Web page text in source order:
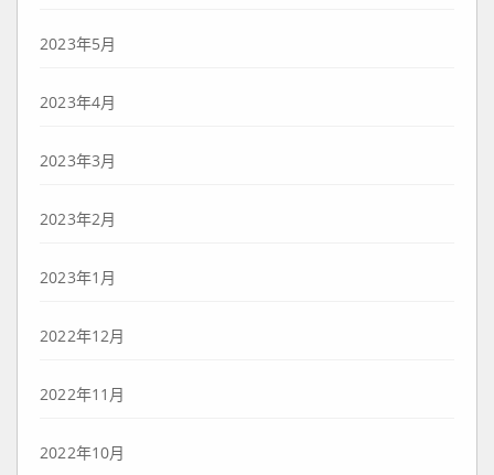
2023年5月
2023年4月
2023年3月
2023年2月
2023年1月
2022年12月
2022年11月
2022年10月